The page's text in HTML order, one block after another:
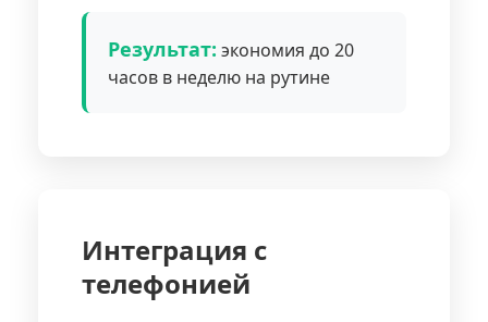
Результат: экономия до 20
часов в неделю на рутине
Интеграция с
телефонией